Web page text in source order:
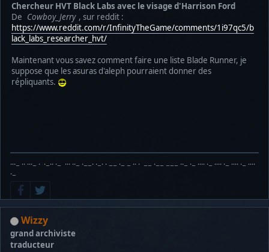
Chercheur HVT Black Labs avec le visage d'Harrison Ford
De Cowboy_Jerry , sur reddit :
https://www.reddit.com/r/InfinityTheGame/comments/1i97qc5/b
lack_labs_researcher_hvt/
Maintenant vous savez comment faire une liste Blade Runner, je
suppose que les asuras d'aleph pourraient donner des
répliquants.
···− ·· ···− · ·−·· ·− ··· ··− ·−−· ·−· · −− ·− − ·· · −− ·−− −−− ··− ·− ···· ·− ···· ·− ···· ·− ····
·−
Wizzy
grand archiviste
traducteur